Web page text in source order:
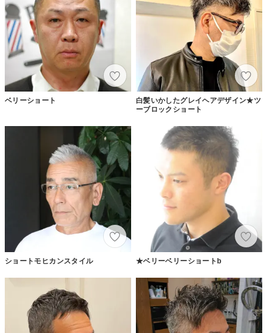
ベリーショート
白髪いかしたグレイヘアデザイン★ツ
ーブロックショート
ショートモヒカンスタイル ★ベリーベリーショートb